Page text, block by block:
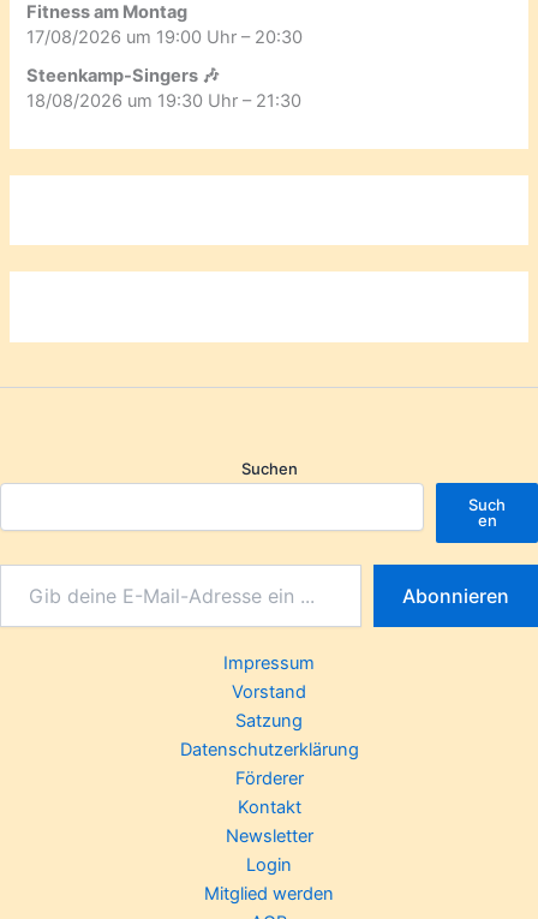
Fitness am Montag
17/08/2026 um 19:00 Uhr – 20:30
Steenkamp-Singers 🎶
18/08/2026 um 19:30 Uhr – 21:30
Suchen
Such
en
Abonnieren
Impressum
Vorstand
Satzung
Datenschutzerklärung
Förderer
Kontakt
Newsletter
Login
Mitglied werden